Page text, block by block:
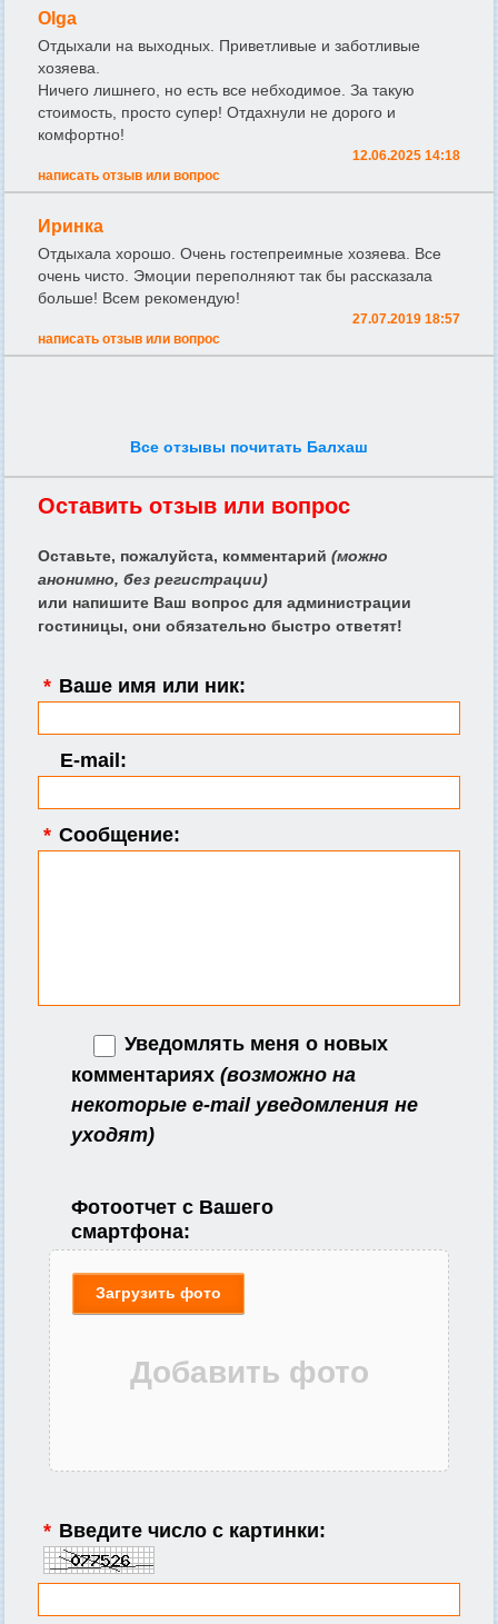
Olga
Отдыхали на выходных. Приветливые и заботливые
хозяева.
Ничего лишнего, но есть все небходимое. За такую
стоимость, просто супер! Отдахнули не дорого и
комфортно!
12.06.2025 14:18
написать отзыв или вопрос
Иринка
Отдыхала хорошо. Очень гостепреимные хозяева. Все
очень чисто. Эмоции переполняют так бы рассказала
больше! Всем рекомендую!
27.07.2019 18:57
написать отзыв или вопрос
Все отзывы почитать Балхаш
Оставить отзыв или вопрос
Оставьте, пожалуйста, комментарий (можно
анонимно, без регистрации)
или напишите Ваш вопрос для администрации
гостиницы, они обязательно быстро ответят!
* Ваше имя или ник:
E-mail:
* Сообщение:
Уведомлять меня о новых
комментариях (возможно на
некоторые e-mail уведомления не
уходят)
Фотоотчет с Вашего
смартфона:
Загрузить фото
* Введите число с картинки: